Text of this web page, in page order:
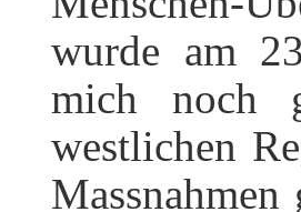
wurde am
mich noch
westlichen